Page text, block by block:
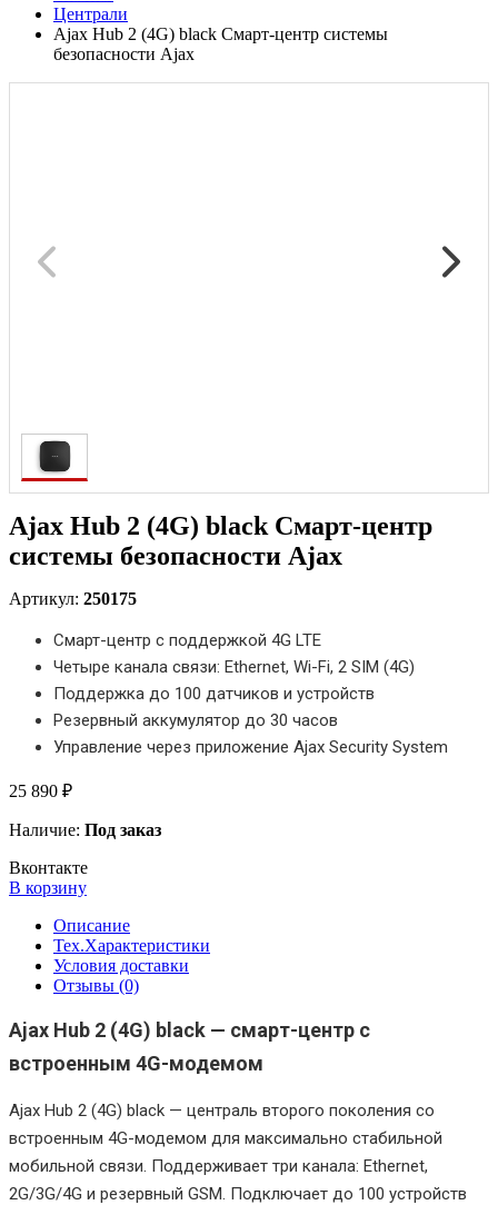
Централи
Ajax Hub 2 (4G) black Смарт-центр системы
безопасности Ajax
Ajax Hub 2 (4G) black Смарт-центр
системы безопасности Ajax
Артикул: 250175
Смарт-центр с поддержкой 4G LTE
Четыре канала связи: Ethernet, Wi-Fi, 2 SIM (4G)
Поддержка до 100 датчиков и устройств
Резервный аккумулятор до 30 часов
Управление через приложение Ajax Security System
25 890 ₽
Наличие: Под заказ
Вконтакте
В корзину
Описание
Тех.Характеристики
Условия доставки
Отзывы (0)
Ajax Hub 2 (4G) black — смарт-центр с
встроенным 4G-модемом
Ajax Hub 2 (4G) black — централь второго поколения со
встроенным 4G-модемом для максимально стабильной
мобильной связи. Поддерживает три канала: Ethernet,
2G/3G/4G и резервный GSM. Подключает до 100 устройств